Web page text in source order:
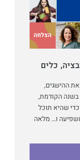
כלים
את ההישגים,
בשנה הקודמת,
שהיא תוכל
ו… מלאה